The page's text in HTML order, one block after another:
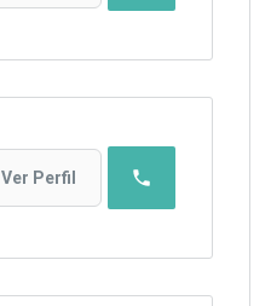
Ver Perfil phone